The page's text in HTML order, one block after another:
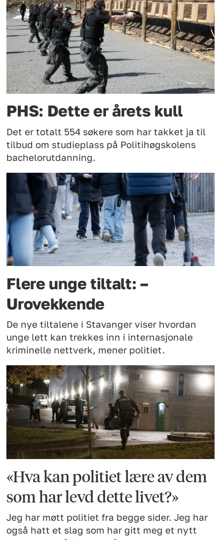
PHS: Dette er årets kull
Det er totalt 554 søkere som har takket ja til
tilbud om studieplass på Politihøgskolens
bachelorutdanning.
Flere unge tiltalt: –
Urovekkende
De nye tiltalene i Stavanger viser hvordan
unge lett kan trekkes inn i internasjonale
kriminelle nettverk, mener politiet.
«Hva kan politiet lære av dem
som har levd dette livet?»
Jeg har møtt politiet fra begge sider. Jeg har
også hatt et slag som har gitt meg et nytt